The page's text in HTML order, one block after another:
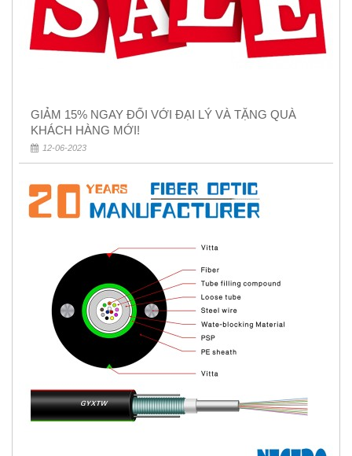
GIẢM 15% NGAY ĐỐI VỚI ĐẠI LÝ VÀ TẶNG QUÀ
KHÁCH HÀNG MỚI!
12-06-2023